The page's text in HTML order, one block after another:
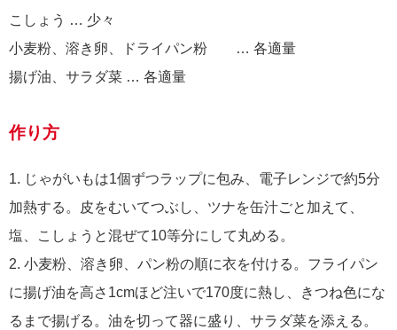
こしょう … 少々
小麦粉、溶き卵、ドライパン粉 … 各適量
揚げ油、サラダ菜 … 各適量
作り方
1. じゃがいもは1個ずつラップに包み、電子レンジで約5分
加熱する。皮をむいてつぶし、ツナを缶汁ごと加えて、
塩、こしょうと混ぜて10等分にして丸める。
2. 小麦粉、溶き卵、パン粉の順に衣を付ける。フライパン
に揚げ油を高さ1cmほど注いで170度に熱し、きつね色にな
るまで揚げる。油を切って器に盛り、サラダ菜を添える。